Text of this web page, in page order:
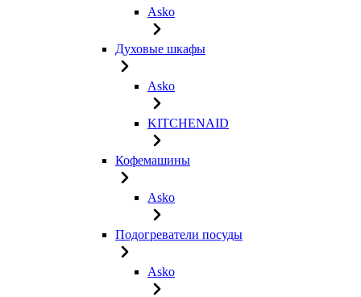
Asko
Духовые шкафы
Asko
KITCHENAID
Кофемашины
Asko
Подогреватели посуды
Asko